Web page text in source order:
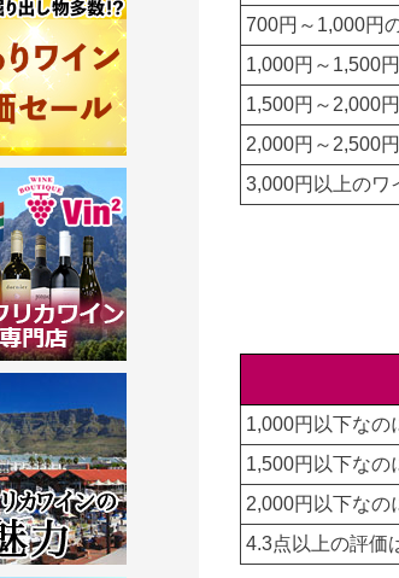
700円～1,000円
1,000円～1,500
1,500円～2,000
2,000円～2,500
3,000円以上のワ
1,000円以下なの
1,500円以下なの
2,000円以下なの
4.3点以上の評価